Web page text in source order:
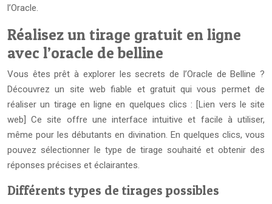
l’Oracle.
Réalisez un tirage gratuit en ligne
avec l’oracle de belline
Vous êtes prêt à explorer les secrets de l’Oracle de Belline ?
Découvrez un site web fiable et gratuit qui vous permet de
réaliser un tirage en ligne en quelques clics : [Lien vers le site
web] Ce site offre une interface intuitive et facile à utiliser,
même pour les débutants en divination. En quelques clics, vous
pouvez sélectionner le type de tirage souhaité et obtenir des
réponses précises et éclairantes.
Différents types de tirages possibles